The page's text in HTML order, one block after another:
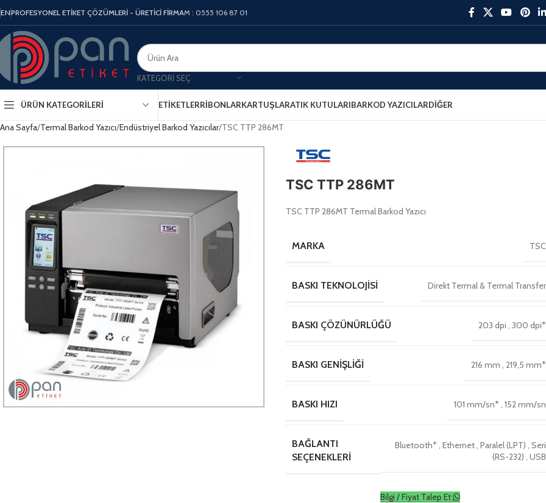
ENPROFESYONEL ETİKET ÇÖZÜMLERİ - ÜRETİCİ FİRMAM : 0555 106 87 01
KATEGORI SEÇ
ÜRÜN KATEGORILERI ETIKETLERRIBONLARKARTUŞLARATIK KUTULARIBARKOD YAZICILARDIĞER
Ana Sayfa Termal Barkod Yazıcı Endüstriyel Barkod Yazıcılar TSC TTP 286MT
TSC TTP 286MT
TSC TTP 286MT Termal Barkod Yazıcı
MARKA TSC
BASKI TEKNOLOJISI Direkt Termal & Termal Transfer
BASKI ÇÖZÜNÜRLÜĞÜ 203 dpi ,300 dpi*
BASKI GENIŞLIĞI 216 mm ,219,5 mm*
BASKI HIZI 101 mm/sn* ,152 mm/sn
BAĞLANTI
SEÇENEKLERI
Bluetooth* ,Ethernet ,Paralel (LPT) ,Seri
(RS-232) ,USB
Bilgi / Fiyat Talep Et